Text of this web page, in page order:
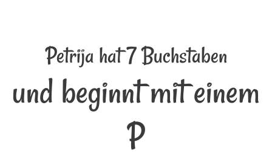
Petrija hat 7 Buchstaben
und beginnt mit einem
P